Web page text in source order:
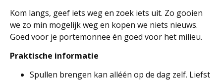
Kom langs, geef iets weg en zoek iets uit. Zo gooien
we zo min mogelijk weg en kopen we niets nieuws.
Goed voor je portemonnee én goed voor het milieu.
Praktische informatie
Spullen brengen kan alléén op de dag zelf. Liefst